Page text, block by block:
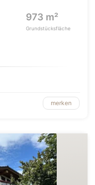
973 m²
Grundstücksfläche
merken